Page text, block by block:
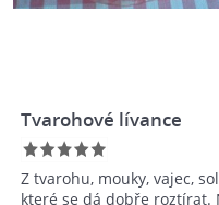
Tvarohové lívance
Z tvarohu, mouky, vajec,
které se dá dobře